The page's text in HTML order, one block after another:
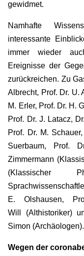
gewidmet.
Namhafte
interessante
immer wieder
Ereignisse der
zurückreichen. Zu
Albrecht, Prof. Dr. U.
M. Erler, Prof. Dr. H.
Prof. Dr. J. Latacz,
Prof. Dr. M.
Suerbaum, Prof.
Zimmermann
(Klassischer
E. Olshausen,
Will (Althistoriker)
Simon (Archäologen).
Wegen der